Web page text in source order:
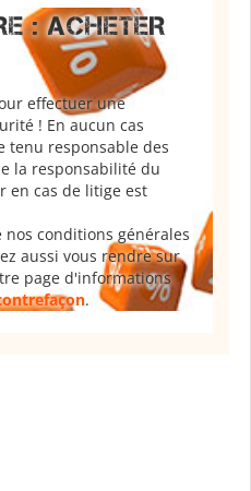
: ACHETER
effectuer une
! En aucun cas
tenu responsable des
la responsabilité du
en cas de litige est
conditions générales
aussi vous rendre sur
page d'informations
.